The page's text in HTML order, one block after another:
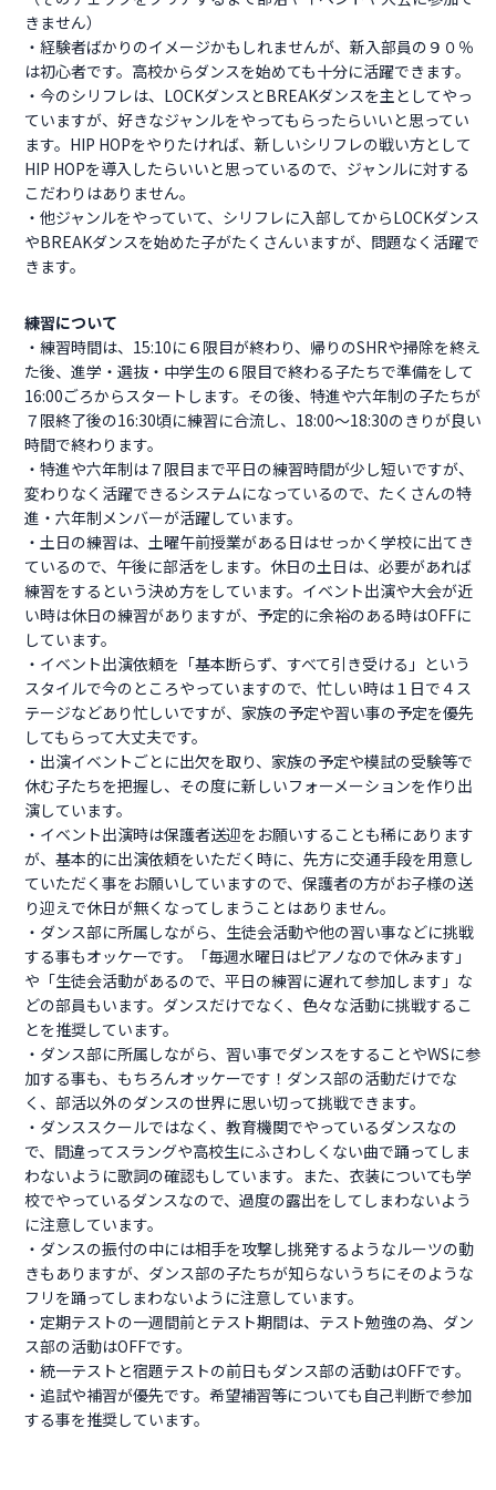
きません）
・経験者ばかりのイメージかもしれませんが、新入部員の９０％
は初心者です。高校からダンスを始めても十分に活躍できます。
・今のシリフレは、LOCKダンスとBREAKダンスを主としてやっ
ていますが、好きなジャンルをやってもらったらいいと思ってい
ます。HIP HOPをやりたければ、新しいシリフレの戦い方として
HIP HOPを導入したらいいと思っているので、ジャンルに対する
こだわりはありません。
・他ジャンルをやっていて、シリフレに入部してからLOCKダンス
やBREAKダンスを始めた子がたくさんいますが、問題なく活躍で
きます。
練習について
・練習時間は、15:10に６限目が終わり、帰りのSHRや掃除を終え
た後、進学・選抜・中学生の６限目で終わる子たちで準備をして
16:00ごろからスタートします。その後、特進や六年制の子たちが
７限終了後の16:30頃に練習に合流し、18:00〜18:30のきりが良い
時間で終わります。
・特進や六年制は７限目まで平日の練習時間が少し短いですが、
変わりなく活躍できるシステムになっているので、たくさんの特
進・六年制メンバーが活躍しています。
・土日の練習は、土曜午前授業がある日はせっかく学校に出てき
ているので、午後に部活をします。休日の土日は、必要があれば
練習をするという決め方をしています。イベント出演や大会が近
い時は休日の練習がありますが、予定的に余裕のある時はOFFに
しています。
・イベント出演依頼を「基本断らず、すべて引き受ける」という
スタイルで今のところやっていますので、忙しい時は１日で４ス
テージなどあり忙しいですが、家族の予定や習い事の予定を優先
してもらって大丈夫です。
・出演イベントごとに出欠を取り、家族の予定や模試の受験等で
休む子たちを把握し、その度に新しいフォーメーションを作り出
演しています。
・イベント出演時は保護者送迎をお願いすることも稀にあります
が、基本的に出演依頼をいただく時に、先方に交通手段を用意し
ていただく事をお願いしていますので、保護者の方がお子様の送
り迎えで休日が無くなってしまうことはありません。
・ダンス部に所属しながら、生徒会活動や他の習い事などに挑戦
する事もオッケーです。「毎週水曜日はピアノなので休みます」
や「生徒会活動があるので、平日の練習に遅れて参加します」な
どの部員もいます。ダンスだけでなく、色々な活動に挑戦するこ
とを推奨しています。
・ダンス部に所属しながら、習い事でダンスをすることやWSに参
加する事も、もちろんオッケーです！ダンス部の活動だけでな
く、部活以外のダンスの世界に思い切って挑戦できます。
・ダンススクールではなく、教育機関でやっているダンスなの
で、間違ってスラングや高校生にふさわしくない曲で踊ってしま
わないように歌詞の確認もしています。また、衣装についても学
校でやっているダンスなので、過度の露出をしてしまわないよう
に注意しています。
・ダンスの振付の中には相手を攻撃し挑発するようなルーツの動
きもありますが、ダンス部の子たちが知らないうちにそのような
フリを踊ってしまわないように注意しています。
・定期テストの一週間前とテスト期間は、テスト勉強の為、ダン
ス部の活動はOFFです。
・統一テストと宿題テストの前日もダンス部の活動はOFFです。
・追試や補習が優先です。希望補習等についても自己判断で参加
する事を推奨しています。